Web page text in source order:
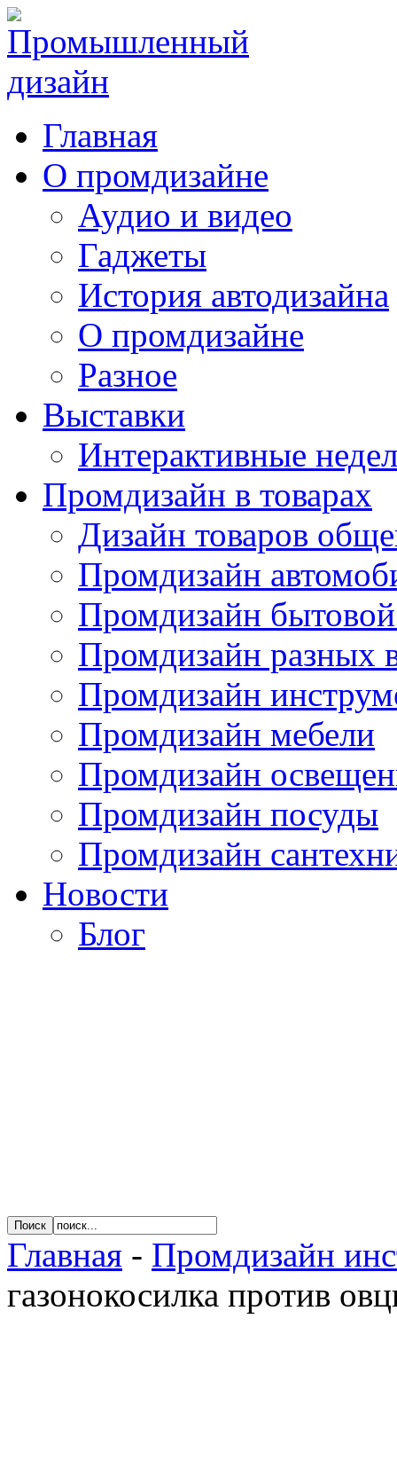
Главная
О промдизайне
Аудио и видео
Гаджеты
История автодизайна
О промдизайне
Разное
Выставки
Интерактивные
Промдизайн в товарах
Дизайн товаров
Промдизайн
Промдизайн
Промдизайн разных
Промдизайн
Промдизайн мебели
Промдизайн
Промдизайн посуды
Промдизайн
Новости
Блог
Главная - Промдизайн
газонокосилка против